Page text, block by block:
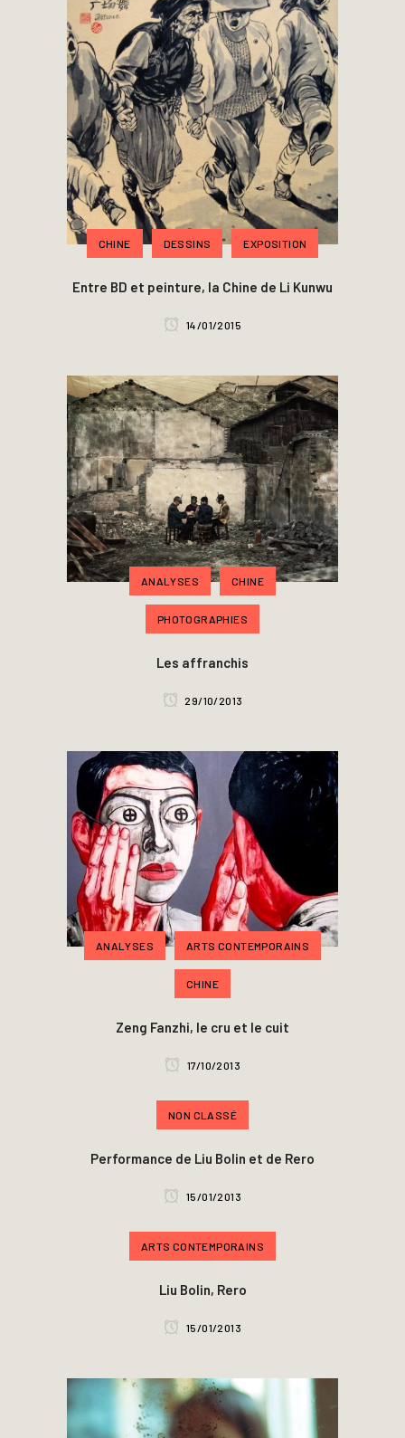
CHINE DESSINS EXPOSITION
Entre BD et peinture, la Chine de Li Kunwu
14/01/2015
ANALYSES CHINE
PHOTOGRAPHIES
Les affranchis
29/10/2013
ANALYSES ARTS CONTEMPORAINS
CHINE
Zeng Fanzhi, le cru et le cuit
17/10/2013
NON CLASSÉ
Performance de Liu Bolin et de Rero
15/01/2013
ARTS CONTEMPORAINS
Liu Bolin, Rero
15/01/2013